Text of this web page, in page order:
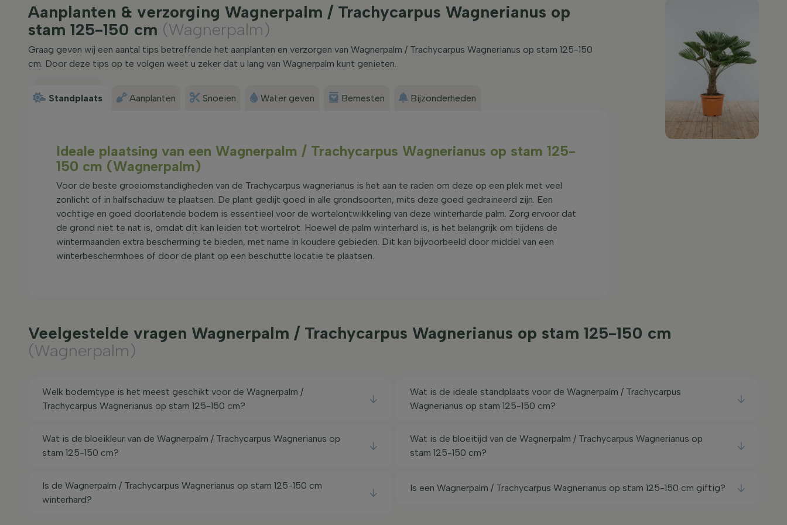
Aanplanten & verzorging Wagnerpalm / Trachycarpus Wagnerianus op
stam 125-150 cm (Wagnerpalm)
Graag geven wij een aantal tips betreffende het aanplanten en verzorgen van Wagnerpalm / Trachycarpus Wagnerianus op stam 125-150
cm. Door deze tips op te volgen weet u zeker dat u lang van Wagnerpalm kunt genieten.
Standplaats Aanplanten Snoeien Water geven Bemesten Bijzonderheden
Ideale plaatsing van een Wagnerpalm / Trachycarpus Wagnerianus op stam 125-
150 cm (Wagnerpalm)
Voor de beste groeiomstandigheden van de Trachycarpus wagnerianus is het aan te raden om deze op een plek met veel
zonlicht of in halfschaduw te plaatsen. De plant gedijt goed in alle grondsoorten, mits deze goed gedraineerd zijn. Een
vochtige en goed doorlatende bodem is essentieel voor de wortelontwikkeling van deze winterharde palm. Zorg ervoor dat
de grond niet te nat is, omdat dit kan leiden tot wortelrot. Hoewel de palm winterhard is, is het belangrijk om tijdens de
wintermaanden extra bescherming te bieden, met name in koudere gebieden. Dit kan bijvoorbeeld door middel van een
winterbeschermhoes of door de plant op een beschutte locatie te plaatsen.
Veelgestelde vragen Wagnerpalm / Trachycarpus Wagnerianus op stam 125-150 cm
(Wagnerpalm)
Welk bodemtype is het meest geschikt voor de Wagnerpalm /
Trachycarpus Wagnerianus op stam 125-150 cm?
Wat is de ideale standplaats voor de Wagnerpalm / Trachycarpus
Wagnerianus op stam 125-150 cm?
Wat is de bloeikleur van de Wagnerpalm / Trachycarpus Wagnerianus op
stam 125-150 cm?
Wat is de bloeitijd van de Wagnerpalm / Trachycarpus Wagnerianus op
stam 125-150 cm?
Is de Wagnerpalm / Trachycarpus Wagnerianus op stam 125-150 cm
winterhard?
Is een Wagnerpalm / Trachycarpus Wagnerianus op stam 125-150 cm giftig?